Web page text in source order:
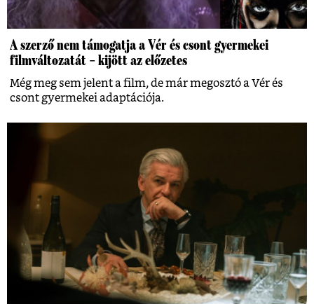
A szerző nem támogatja a Vér és csont gyermekei
filmváltozatát – kijött az előzetes
Még meg sem jelent a film, de már megosztó a Vér és
csont gyermekei adaptációja.